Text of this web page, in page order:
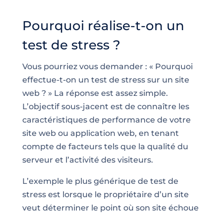
Pourquoi réalise-t-on un
test de stress ?
Vous pourriez vous demander : « Pourquoi
effectue-t-on un test de stress sur un site
web ? » La réponse est assez simple.
L’objectif sous-jacent est de connaître les
caractéristiques de performance de votre
site web ou application web, en tenant
compte de facteurs tels que la qualité du
serveur et l’activité des visiteurs.
L’exemple le plus générique de test de
stress est lorsque le propriétaire d’un site
veut déterminer le point où son site échoue